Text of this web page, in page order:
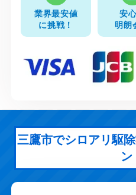
業界最安値
に挑戦！
安
明朗
三鷹市でシロアリ駆
ン